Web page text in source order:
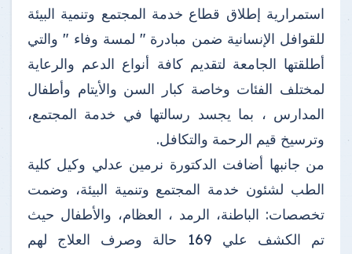
استمرارية إطلاق قطاع خدمة المجتمع وتنمية البيئة
للقوافل الإنسانية ضمن مبادرة " لمسة وفاء " والتي
أطلقتها الجامعة لتقديم كافة أنواع الدعم والرعاية
لمختلف الفئات وخاصة كبار السن والأيتام وأطفال
المدارس ، بما يجسد رسالتها في خدمة المجتمع،
وترسيخ قيم الرحمة والتكافل.
من جانبها أضافت الدكتورة نرمين عدلي وكيل كلية
الطب لشئون خدمة المجتمع وتنمية البيئة، وضمت
تخصصات: الباطنة، الرمد ، العظام، والأطفال حيث
تم الكشف علي 169 حالة وصرف العلاج لهم